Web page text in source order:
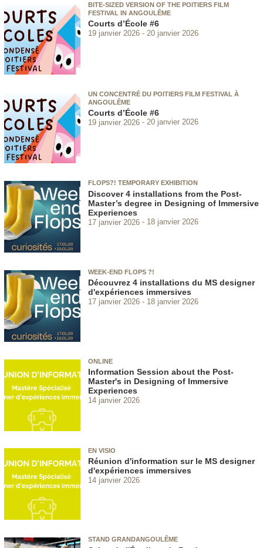
BITE-SIZED VERSION OF THE POITIERS FILM
FESTIVAL IN ANGOULÊME
Courts d’École #6
19 janvier 2026 20 janvier 2026
UN CONCENTRÉ DU POITIERS FILM FESTIVAL À
ANGOULÊME
Courts d’École #6
19 janvier 2026 20 janvier 2026
FLOPS?! TEMPORARY EXHIBITION
Discover 4 installations from the Post-
Master’s degree in Designing of Immersive
Experiences
17 janvier 2026 18 janvier 2026
WEEK-END FLOPS ?!
Découvrez 4 installations du MS designer
d'expériences immersives
17 janvier 2026 18 janvier 2026
ONLINE
Information Session about the Post-
Master's in Designing of Immersive
Experiences
14 janvier 2026
EN VISIO
Réunion d'information sur le MS designer
d'expériences immersives
14 janvier 2026
STAND GRANDANGOULÊME